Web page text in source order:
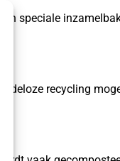
in speciale
recycling